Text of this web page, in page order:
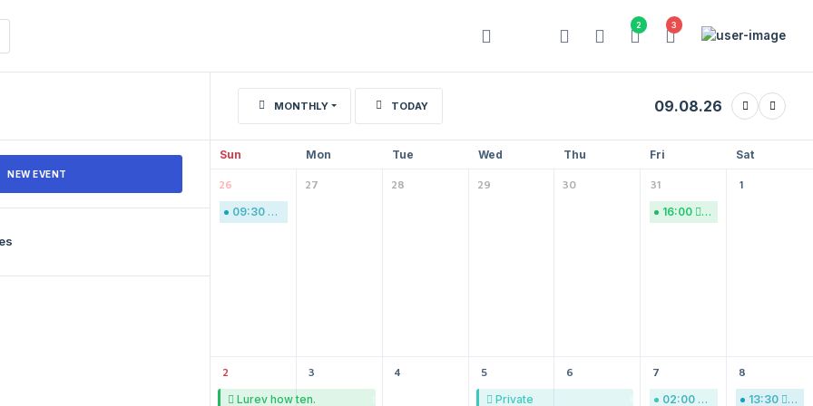
2 3
NEW EVENT
MONTHLY TODAY 09.08.26
Sun Mon Tue Wed Thu Fri Sat
26 27 28 29 30 31
1
09:30
Gi modopva con. 16:00 Private
2 3 4 5 6 7
8
Lurev how ten.
Private 02:00 Jo fol nat.13:30